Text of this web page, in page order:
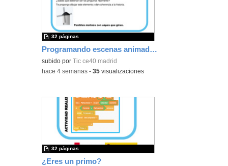
Programando escenas animadas, Cratch
subido por Tic ce40 madrid
32 páginas
-hace 4 semanas -35 visualizaciones
¿Eres un primo?
32 páginas